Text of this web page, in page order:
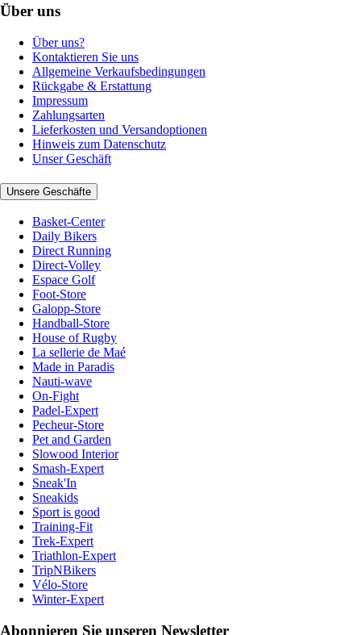
Über uns
Über uns?
Kontaktieren Sie uns
Allgemeine Verkaufsbedingungen
Rückgabe & Erstattung
Impressum
Zahlungsarten
Lieferkosten und Versandoptionen
Hinweis zum Datenschutz
Unser Geschäft
Unsere Geschäfte
Basket-Center
Daily Bikers
Direct Running
Direct-Volley
Espace Golf
Foot-Store
Galopp-Store
Handball-Store
House of Rugby
La sellerie de Maé
Made in Paradis
Nauti-wave
On-Fight
Padel-Expert
Pecheur-Store
Pet and Garden
Slowood Interior
Smash-Expert
Sneak'In
Sneakids
Sport is good
Training-Fit
Trek-Expert
Triathlon-Expert
TripNBikers
Vélo-Store
Winter-Expert
Abonnieren Sie unseren Newsletter